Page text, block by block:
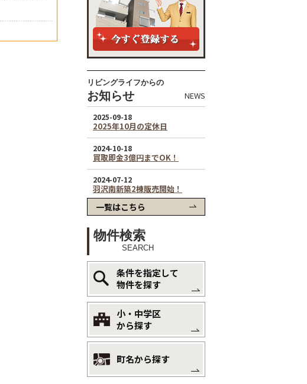
リビングライフからの
お知らせ NEWS
一覧はこちら
物件検索
SEARCH
条件を指定して
物件を探す
小・中学区
から探す
町名から探す